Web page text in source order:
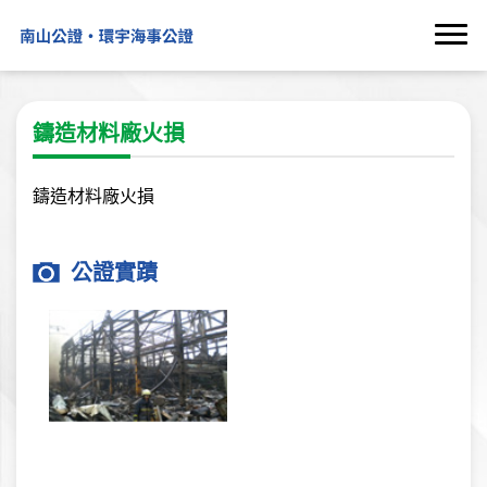
鑄造材料廠火損
鑄造材料廠火損
公證實蹟